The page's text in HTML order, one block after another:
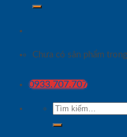
Chưa có sản phẩm
0933.707.707
Tìm
kiếm: